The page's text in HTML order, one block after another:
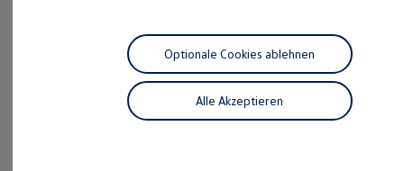
Ladezeitensimulator
Ladelösungen für Privatkunden
Ladelösungen für Gewerbekunden
Wallbox und Ladekabel
Bidirektionales Laden
Förderung & Kosten der Elektrofahrzeuge
Alle Akzeptieren
Optionale Cookies ablehnen